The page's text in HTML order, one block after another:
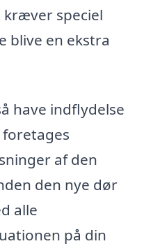
speciel
blive en ekstra
have indflydelse
foretages
af den
den nye dør
alle
på din